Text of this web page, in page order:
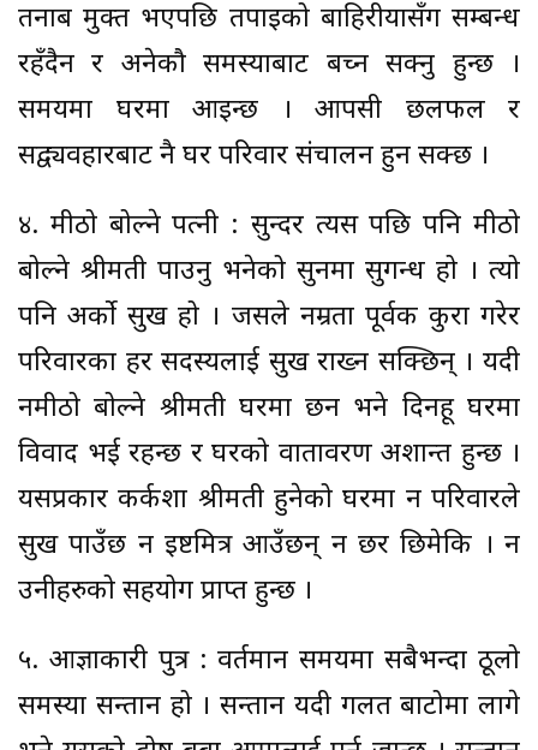
तनाब मुक्त भएपछि तपाइको बाहिरीयासँग सम्बन्ध
रहँदैन र अनेकौ समस्याबाट बच्न सक्नु हुन्छ ।
समयमा घरमा आइन्छ । आपसी छलफल र
सद्व्यवहारबाट नै घर परिवार संचालन हुन सक्छ ।
४. मीठो बोल्ने पत्नी : सुन्दर त्यस पछि पनि मीठो
बोल्ने श्रीमती पाउनु भनेको सुनमा सुगन्ध हो । त्यो
पनि अर्को सुख हो । जसले नम्रता पूर्वक कुरा गरेर
परिवारका हर सदस्यलाई सुख राख्न सक्छिन् । यदी
नमीठो बोल्ने श्रीमती घरमा छन भने दिनहू घरमा
विवाद भई रहन्छ र घरको वातावरण अशान्त हुन्छ ।
यसप्रकार कर्कशा श्रीमती हुनेको घरमा न परिवारले
सुख पाउँछ न इष्टमित्र आउँछन् न छर छिमेकि । न
उनीहरुको सहयोग प्राप्त हुन्छ ।
५. आज्ञाकारी पुत्र : वर्तमान समयमा सबैभन्दा ठूलो
समस्या सन्तान हो । सन्तान यदी गलत बाटोमा लागे